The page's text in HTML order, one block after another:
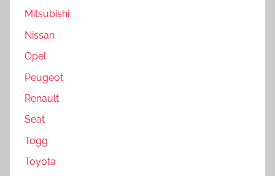
Mitsubishi
Nissan
Opel
Peugeot
Renault
Seat
Togg
Toyota